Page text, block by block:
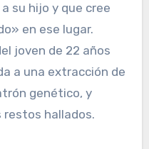
su hijo y que cree
en ese lugar.
joven de 22 años
a una extracción de
genético, y
restos hallados.